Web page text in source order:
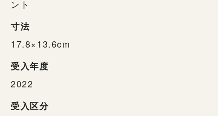
ント
寸法
17.8×13.6cm
受入年度
2022
受入区分